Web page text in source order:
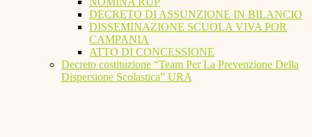
DECRETO DI ASSUNZIONE IN BILANCIO
DISSEMINAZIONE SCUOLA VIVA POR
CAMPANIA
ATTO DI CONCESSIONE
Decreto costituzione “Team Per La Prevenzione Della
Dispersione Scolastica” URA